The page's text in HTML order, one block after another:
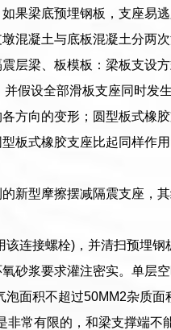
果梁底预埋钢板，支座易
混凝土与底板混凝土分两
层梁、板模板：梁板支设方
假设全部滑板支座同时发生
方向的变形；圆型板式橡
板式橡胶支座比起同样作
新型摩擦摆减隔震支座，
连接螺栓)，并清扫预埋钢
砂浆要求灌注密实。单层
面积不超过50MM2杂质面
常有限的，和梁支撑端不